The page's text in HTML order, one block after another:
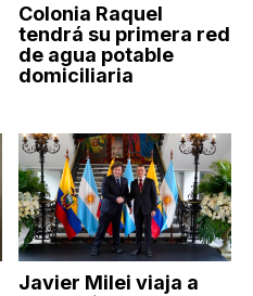
Colonia Raquel
tendrá su primera red
de agua potable
domiciliaria
Javier Milei viaja a